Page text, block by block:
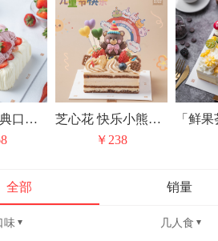
芝心花「经典口味无限复购」花漾红丝绒小方
芝心花 快乐小熊焦糖摩卡奶油蛋糕儿童节礼物
￥238
全部 销量
味 几人食